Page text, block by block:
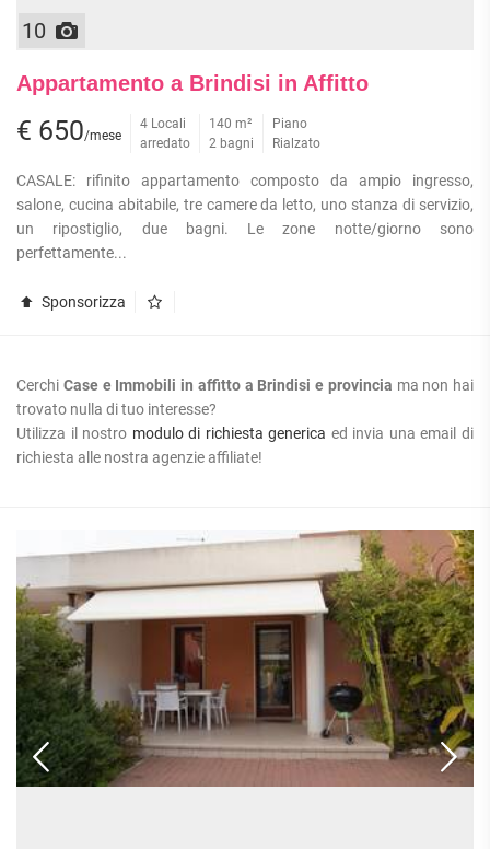
10
Appartamento a Brindisi in Affitto
€ 650/mese
4 Locali
arredato
140 m²
2 bagni
Piano
Rialzato
CASALE: rifinito appartamento composto da ampio ingresso,
salone, cucina abitabile, tre camere da letto, uno stanza di servizio,
un ripostiglio, due bagni. Le zone notte/giorno sono
perfettamente...
Sponsorizza
Cerchi Case e Immobili in affitto a Brindisi e provincia ma non hai
trovato nulla di tuo interesse?
Utilizza il nostro modulo di richiesta generica ed invia una email di
richiesta alle nostra agenzie affiliate!